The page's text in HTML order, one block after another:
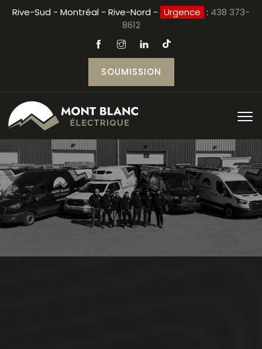
Rive-Sud - Montréal - Rive-Nord - Urgence : 438 373-
8612
SOUMISSION